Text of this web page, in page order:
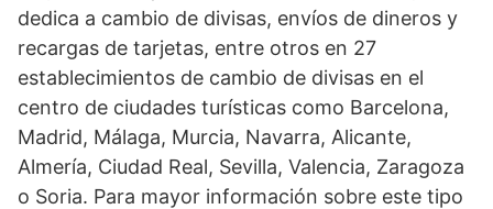
dedica a cambio de divisas, envíos de dineros y
recargas de tarjetas, entre otros en 27
establecimientos de cambio de divisas en el
centro de ciudades turísticas como Barcelona,
Madrid, Málaga, Murcia, Navarra, Alicante,
Almería, Ciudad Real, Sevilla, Valencia, Zaragoza
o Soria. Para mayor información sobre este tipo